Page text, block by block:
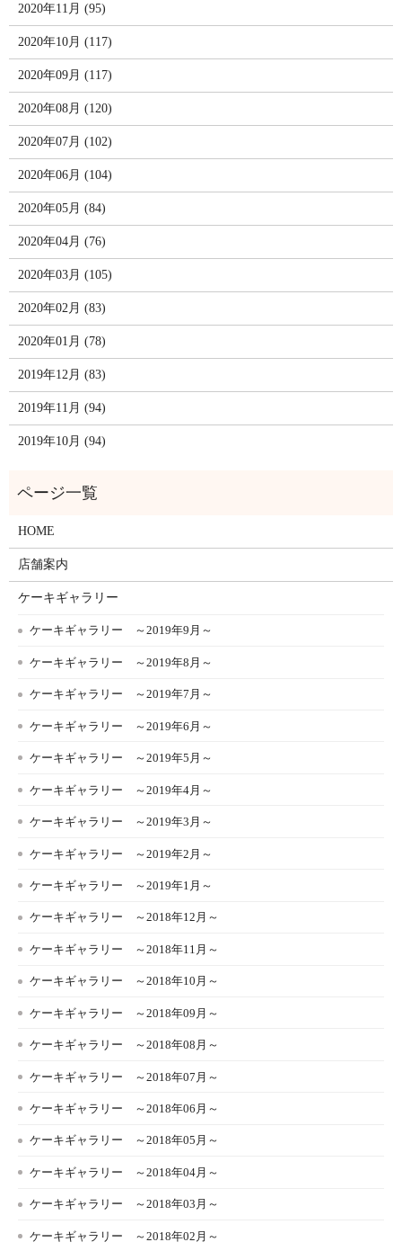
2020年11月 (95)
2020年10月 (117)
2020年09月 (117)
2020年08月 (120)
2020年07月 (102)
2020年06月 (104)
2020年05月 (84)
2020年04月 (76)
2020年03月 (105)
2020年02月 (83)
2020年01月 (78)
2019年12月 (83)
2019年11月 (94)
2019年10月 (94)
HOME
店舗案内
ケーキギャラリー
ケーキギャラリー ～2019年9月～
ケーキギャラリー ～2019年8月～
ケーキギャラリー ～2019年7月～
ケーキギャラリー ～2019年6月～
ケーキギャラリー ～2019年5月～
ケーキギャラリー ～2019年4月～
ケーキギャラリー ～2019年3月～
ケーキギャラリー ～2019年2月～
ケーキギャラリー ～2019年1月～
ケーキギャラリー ～2018年12月～
ケーキギャラリー ～2018年11月～
ケーキギャラリー ～2018年10月～
ケーキギャラリー ～2018年09月～
ケーキギャラリー ～2018年08月～
ケーキギャラリー ～2018年07月～
ケーキギャラリー ～2018年06月～
ケーキギャラリー ～2018年05月～
ケーキギャラリー ～2018年04月～
ケーキギャラリー ～2018年03月～
ケーキギャラリー ～2018年02月～